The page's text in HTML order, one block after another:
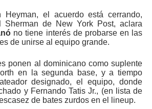
Heyman, el acuerdo está cerrando,
Sherman de New York Post, aclara
no tiene interés de probarse en las
de unirse al equipo grande.
ponen al dominicano como suplente
en la segunda base, y a tiempo
designado, el equipo, donde
y Fernando Tatis Jr., (en lista de
de bates zurdos en el lineup.